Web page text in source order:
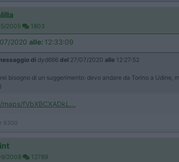
2005 1803
2020 alle: 12:33:09
di dyd666 del 27/07/2020 alle 12:27:52
bisogno di un suggerimento: devo andare da Torino a
fVbXBCXADkL...
630G
2008 12789